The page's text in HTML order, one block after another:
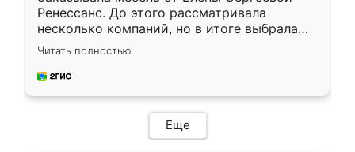
Ренессанс. До этого рассматривала
несколько компаний, но в итоге выбрала
эту. Сначала обговорили условия, потом
приехал замерщик, всё спокойно объяснил
и снял размеры. Изготовили в срок, с
мебель сразу встала на свое место без
каких-либо доработок. Качеством осталась
Читать полностью
Еще